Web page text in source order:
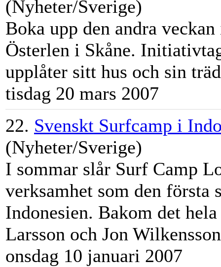
(Nyheter/Sverige)
Boka upp den andra
Österlen i Skåne.
upplåter sitt hus och sin
tisdag 20 mars 2007
22. Svenskt Surfcamp i
(Nyheter/Sverige)
I sommar slår Surf Camp
verksamhet som den första
Indonesien. Bakom det
Larsson och Jon
onsdag 10 januari 2007